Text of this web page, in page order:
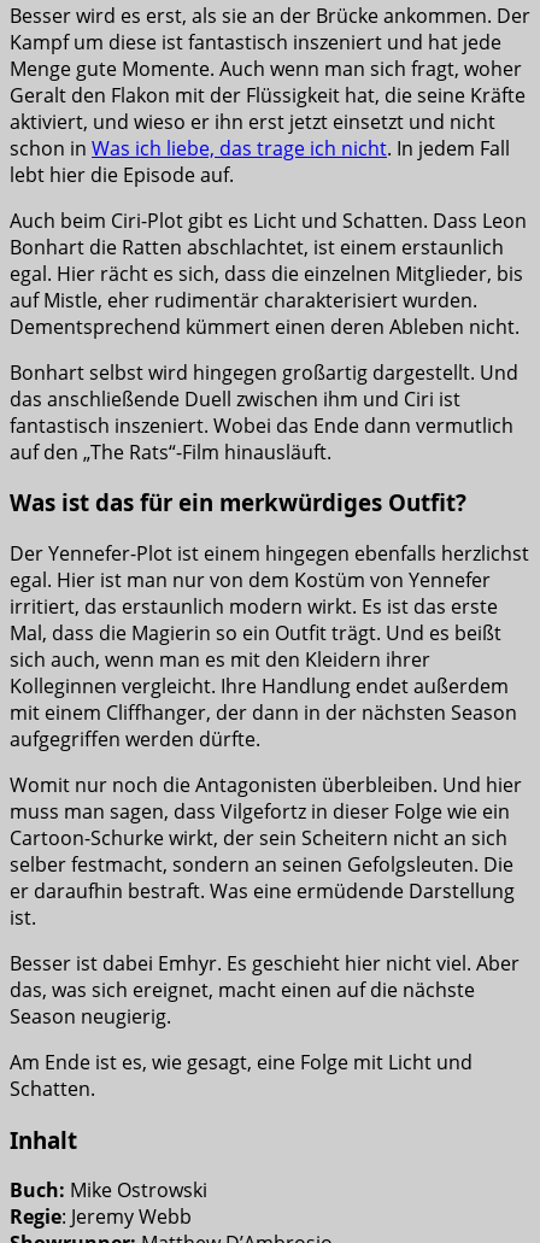
Besser wird es erst, als sie an der Brücke ankommen. Der
Kampf um diese ist fantastisch inszeniert und hat jede
Menge gute Momente. Auch wenn man sich fragt, woher
Geralt den Flakon mit der Flüssigkeit hat, die seine Kräfte
aktiviert, und wieso er ihn erst jetzt einsetzt und nicht
schon in Was ich liebe, das trage ich nicht. In jedem Fall
lebt hier die Episode auf.
Auch beim Ciri-Plot gibt es Licht und Schatten. Dass Leon
Bonhart die Ratten abschlachtet, ist einem erstaunlich
egal. Hier rächt es sich, dass die einzelnen Mitglieder, bis
auf Mistle, eher rudimentär charakterisiert wurden.
Dementsprechend kümmert einen deren Ableben nicht.
Bonhart selbst wird hingegen großartig dargestellt. Und
das anschließende Duell zwischen ihm und Ciri ist
fantastisch inszeniert. Wobei das Ende dann vermutlich
auf den „The Rats“-Film hinausläuft.
Was ist das für ein merkwürdiges Outfit?
Der Yennefer-Plot ist einem hingegen ebenfalls herzlichst
egal. Hier ist man nur von dem Kostüm von Yennefer
irritiert, das erstaunlich modern wirkt. Es ist das erste
Mal, dass die Magierin so ein Outfit trägt. Und es beißt
sich auch, wenn man es mit den Kleidern ihrer
Kolleginnen vergleicht. Ihre Handlung endet außerdem
mit einem Cliffhanger, der dann in der nächsten Season
aufgegriffen werden dürfte.
Womit nur noch die Antagonisten überbleiben. Und hier
muss man sagen, dass Vilgefortz in dieser Folge wie ein
Cartoon-Schurke wirkt, der sein Scheitern nicht an sich
selber festmacht, sondern an seinen Gefolgsleuten. Die
er daraufhin bestraft. Was eine ermüdende Darstellung
ist.
Besser ist dabei Emhyr. Es geschieht hier nicht viel. Aber
das, was sich ereignet, macht einen auf die nächste
Season neugierig.
Am Ende ist es, wie gesagt, eine Folge mit Licht und
Schatten.
Inhalt
Buch: Mike Ostrowski
Regie: Jeremy Webb